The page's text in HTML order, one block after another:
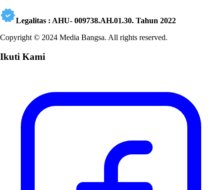
Legalitas : AHU- 009738.AH.01.30. Tahun 2022
Copyright © 2024 Media Bangsa. All rights reserved.
Ikuti Kami